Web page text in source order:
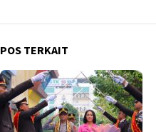
POS TERKAIT